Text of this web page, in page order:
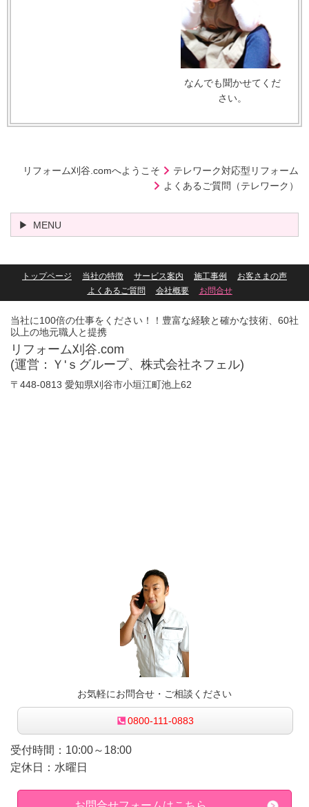
なんでも聞かせてくだ
さい。
リフォーム刈谷.comへようこそ
テレワーク対応型リフォーム
よくあるご質問（テレワーク）
MENU
トップページ 当社の特徴 サービス案内 施工事例
お客さまの声
よくあるご質問
会社概要 お問合せ
当社に100倍の仕事をください！！豊富な経験と確かな技術、60社
以上の地元職人と提携
リフォーム刈谷.com
(運営：Ｙ'ｓグループ、株式会社ネフェル)
〒448-0813 愛知県刈谷市小垣江町池上62
お気軽にお問合せ・ご相談ください
0800-111-0883
受付時間：10:00～18:00
定休日：水曜日